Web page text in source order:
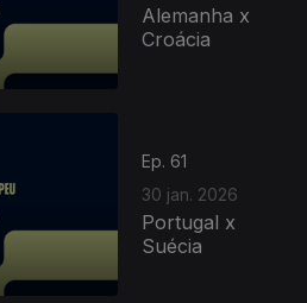
Alemanha x
Croácia
Ep. 61
30 jan. 2026
Portugal x
Suécia